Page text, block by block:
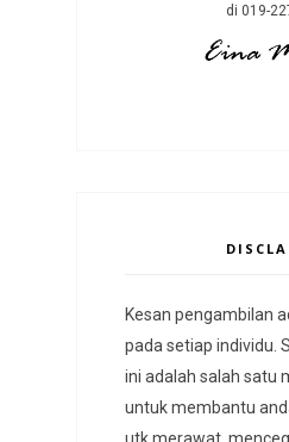
di 019-
Kesan pengambilan
pada setiap individu.
ini adalah salah
untuk membantu